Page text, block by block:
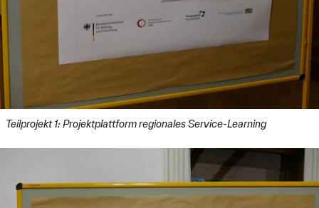
Teilprojekt 1: Projektplattform regionales Service-Learning